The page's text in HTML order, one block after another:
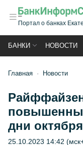
Портал о банках
БАНКИ НОВОСТИ
Главная Новости
дни октября
25.10.2023 14:42